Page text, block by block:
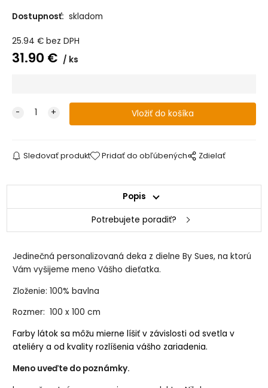
Dostupnosť: skladom
25.94 € bez DPH
31.90 € ks
Sledovať produkt Pridať do obľúbených Zdielať
Popis
Potrebujete poradiť?
Jedinečná personalizovaná deka z dielne By Sues, na ktorú
Vám vyšijeme meno Vášho dieťatka.
Zloženie: 100% bavlna
Rozmer: 100 x 100 cm
Farby látok sa môžu mierne líšiť v závislosti od svetla v
ateliéry a od kvality rozlíšenia vášho zariadenia.
Meno uveďte do poznámky.